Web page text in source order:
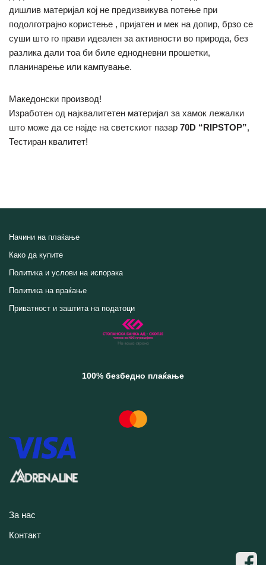
дишлив материјал кој не предизвикува потење при
подолготрајно користење , пријатен и мек на допир, брзо се
суши што го прави идеален за активности во природа, без
разлика дали тоа би биле еднодневни прошетки,
планинарење или кампување.
Македонски производ!
Изработен од најквалитетен материјал за хамок лежалки
што може да се најде на светскиот пазар 70D “RIPSTOP”,
Тестиран квалитет!
Начини на плаќање
Како да купите
Политика и услови на испорака
Политика на враќање
Приватност и заштита на податоци
100% безбедно плаќање
За нас
Контакт